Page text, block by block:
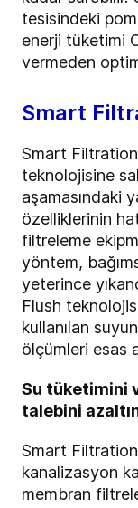
tesisindeki
enerji tüketimi
vermeden
Smart
Smart
teknolojisine
aşamasındaki
özelliklerinin
filtreleme
yöntem,
yeterince
Flush
kullanılan
ölçümleri esas
Su tüketimini
talebini
Smart
kanalizasyon
membran